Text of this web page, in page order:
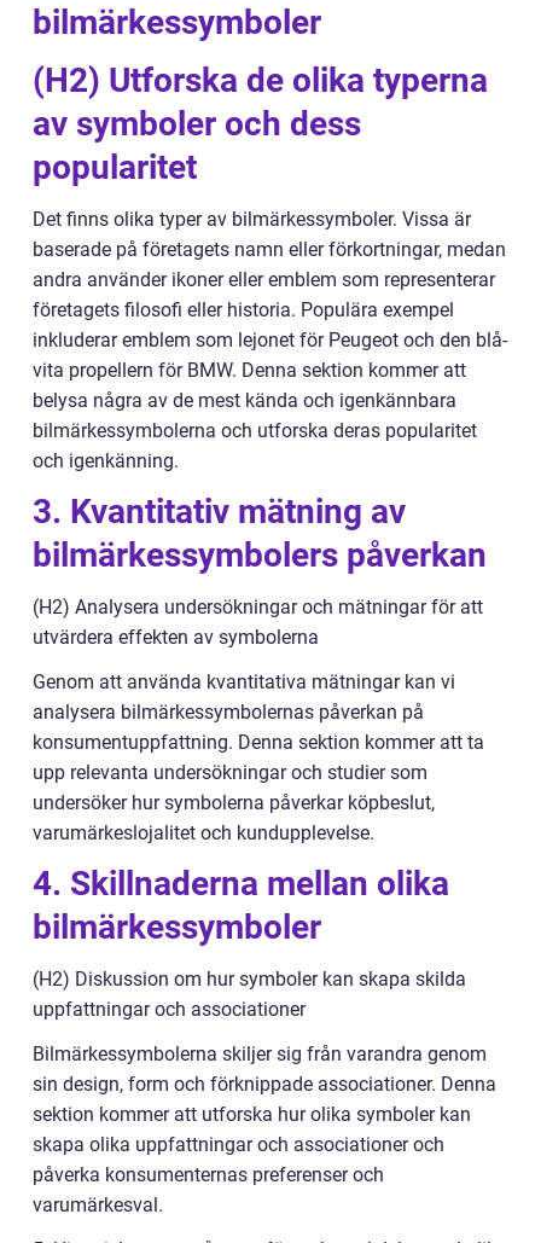
bilmärkessymboler
(H2) Utforska de olika typerna
av symboler och dess
popularitet
Det finns olika typer av bilmärkessymboler. Vissa är
baserade på företagets namn eller förkortningar, medan
andra använder ikoner eller emblem som representerar
företagets filosofi eller historia. Populära exempel
inkluderar emblem som lejonet för Peugeot och den blå-
vita propellern för BMW. Denna sektion kommer att
belysa några av de mest kända och igenkännbara
bilmärkessymbolerna och utforska deras popularitet
och igenkänning.
3. Kvantitativ mätning av
bilmärkessymbolers påverkan
(H2) Analysera undersökningar och mätningar för att
utvärdera effekten av symbolerna
Genom att använda kvantitativa mätningar kan vi
analysera bilmärkessymbolernas påverkan på
konsumentuppfattning. Denna sektion kommer att ta
upp relevanta undersökningar och studier som
undersöker hur symbolerna påverkar köpbeslut,
varumärkeslojalitet och kundupplevelse.
4. Skillnaderna mellan olika
bilmärkessymboler
(H2) Diskussion om hur symboler kan skapa skilda
uppfattningar och associationer
Bilmärkessymbolerna skiljer sig från varandra genom
sin design, form och förknippade associationer. Denna
sektion kommer att utforska hur olika symboler kan
skapa olika uppfattningar och associationer och
påverka konsumenternas preferenser och
varumärkesval.